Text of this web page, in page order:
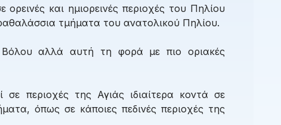
και ημιορεινές περιοχές του Πηλίου
τμήματα του ανατολικού Πηλίου.
αλλά αυτή τη φορά με πιο οριακές
περιοχές της Αγιάς ιδιαίτερα κοντά σε
όπως σε κάποιες πεδινές περιοχές της